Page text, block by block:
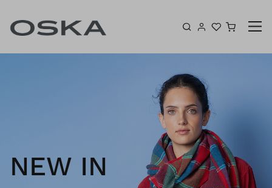
NEW IN